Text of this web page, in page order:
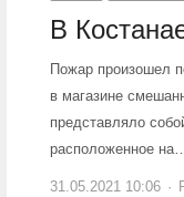
В
Пожар произошел
в магазине
представляло
расположенное
31.05.2021 10:06